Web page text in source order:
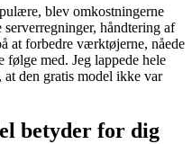
blev omkostningerne
håndtering af
at forbedre værktøjerne, nåede
med. Jeg lappede hele
den gratis model ikke var
betyder for dig